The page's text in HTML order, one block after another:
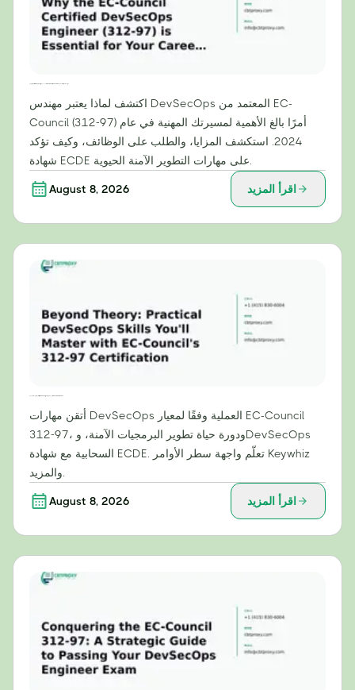
اكتشف لماذا يعتبر مهندس DevSecOps المعتمد من EC-
Council (312-97) أمرًا بالغ الأهمية لمسيرتك المهنية في عام
2024. استكشف المزايا، والطلب على الوظائف، وكيف تؤكد
August 8, 2026 اقرأ المزيد
أتقن مهارات DevSecOps العملية وفقًا لمعيار EC-Council
312-97، ودورة حياة تطوير البرمجيات الآمنة، وDevSecOps
السحابية مع شهادة ECDE. تعلّم واجهة سطر الأوامر Keywhiz
August 8, 2026 اقرأ المزيد